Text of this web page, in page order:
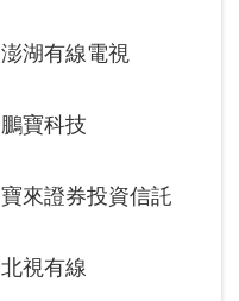
澎湖有線電視
鵬寶科技
寶來證券投資信託
北視有線